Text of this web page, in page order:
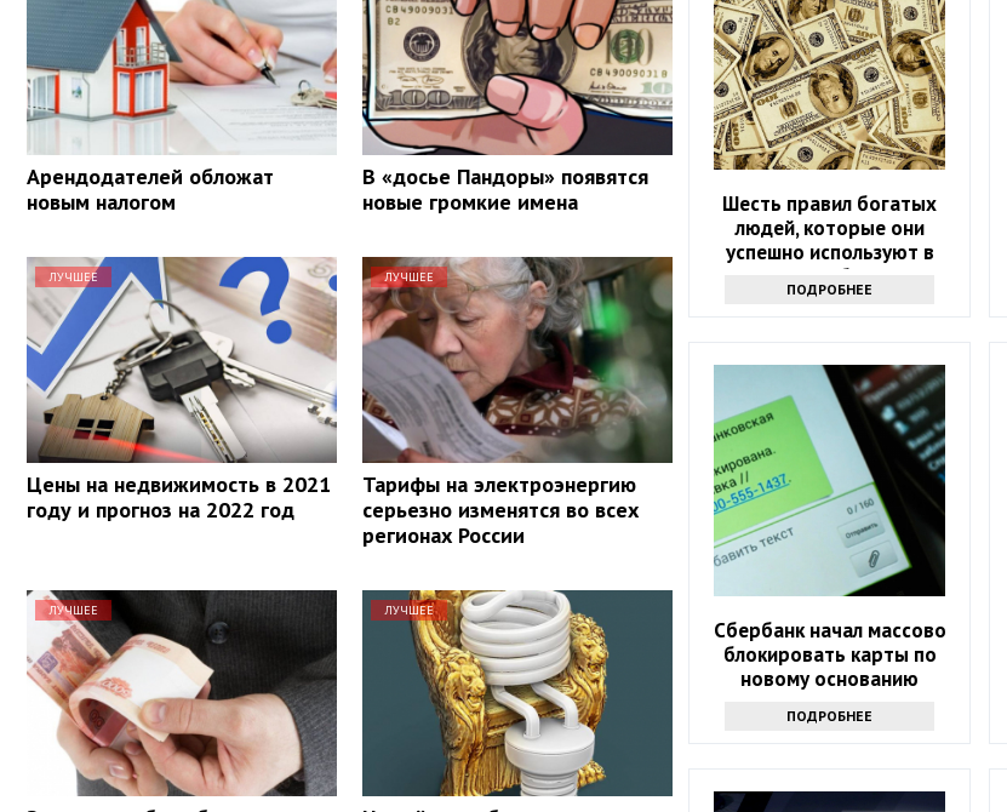
Арендодателей обложат
новым налогом
В «досье Пандоры» появятся
новые громкие имена
ЛУЧШЕЕ
Цены на недвижимость в 2021
году и прогноз на 2022 год
ЛУЧШЕЕ
Тарифы на электроэнергию
серьезно изменятся во всех
регионах России
ЛУЧШЕЕ ЛУЧШЕЕ
Шесть правил богатых
людей, которые они
успешно используют в
отличие от бедняков
ПОДРОБНЕЕ
Сбербанк начал массово
блокировать карты по
новому основанию
ПОДРОБНЕЕ